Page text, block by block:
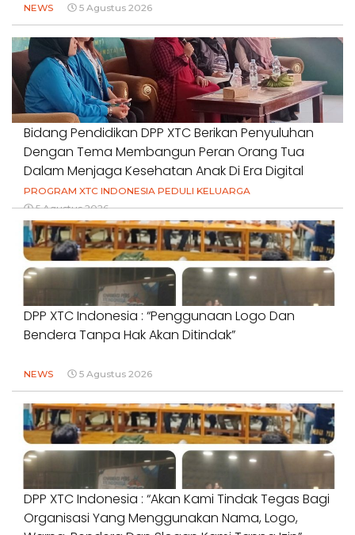
NEWS 5 Agustus 2026
Bidang Pendidikan DPP XTC Berikan Penyuluhan
Dengan Tema Membangun Peran Orang Tua
Dalam Menjaga Kesehatan Anak Di Era Digital
PROGRAM XTC INDONESIA PEDULI KELUARGA
5 Agustus 2026
DPP XTC Indonesia : “Penggunaan Logo Dan
Bendera Tanpa Hak Akan Ditindak”
NEWS 5 Agustus 2026
DPP XTC Indonesia : “Akan Kami Tindak Tegas Bagi
Organisasi Yang Menggunakan Nama, Logo,